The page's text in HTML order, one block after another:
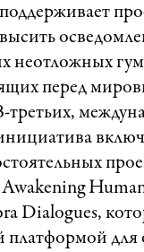
неотложных
перед
Dialogues,
платформой для